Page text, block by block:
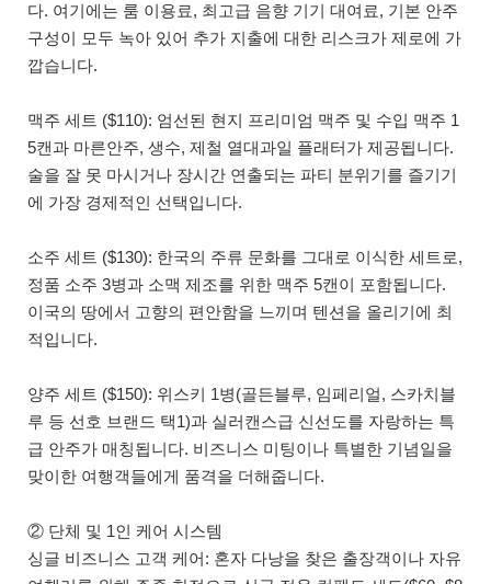
다. 여기에는 룸 이용료, 최고급 음향 기기 대여료, 기본 안주
구성이 모두 녹아 있어 추가 지출에 대한 리스크가 제로에 가
깝습니다.
맥주 세트 ($110): 엄선된 현지 프리미엄 맥주 및 수입 맥주 1
5캔과 마른안주, 생수, 제철 열대과일 플래터가 제공됩니다.
술을 잘 못 마시거나 장시간 연출되는 파티 분위기를 즐기기
에 가장 경제적인 선택입니다.
소주 세트 ($130): 한국의 주류 문화를 그대로 이식한 세트로,
정품 소주 3병과 소맥 제조를 위한 맥주 5캔이 포함됩니다.
이국의 땅에서 고향의 편안함을 느끼며 텐션을 올리기에 최
적입니다.
양주 세트 ($150): 위스키 1병(골든블루, 임페리얼, 스카치블
루 등 선호 브랜드 택1)과 실러캔스급 신선도를 자랑하는 특
급 안주가 매칭됩니다. 비즈니스 미팅이나 특별한 기념일을
맞이한 여행객들에게 품격을 더해줍니다.
② 단체 및 1인 케어 시스템
싱글 비즈니스 고객 케어: 혼자 다낭을 찾은 출장객이나 자유